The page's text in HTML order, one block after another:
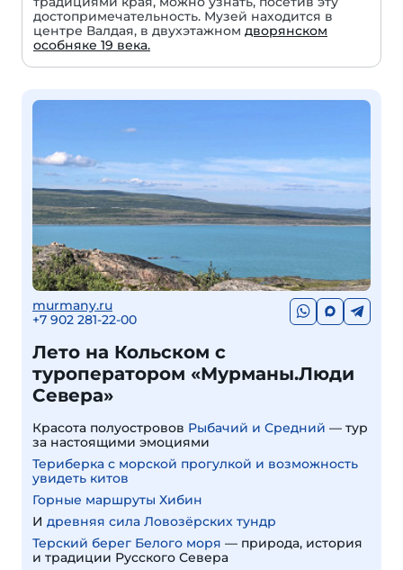
достопримечательность. Музей находится в
центре Валдая, в двухэтажном дворянском
особняке 19 века.
murmany.ru
+7 902 281-22-00
Лето на Кольском с
туроператором «Мурманы.Люди
Севера»
Красота полуостровов Рыбачий и Средний — тур
за настоящими эмоциями
Териберка с морской прогулкой и возможность
увидеть китов
Горные маршруты Хибин
И древняя сила Ловозёрских тундр
Терский берег Белого моря — природа, история
и традиции Русского Севера